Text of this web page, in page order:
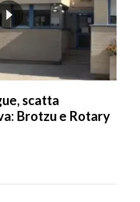
scatta
Brotzu e Rotary